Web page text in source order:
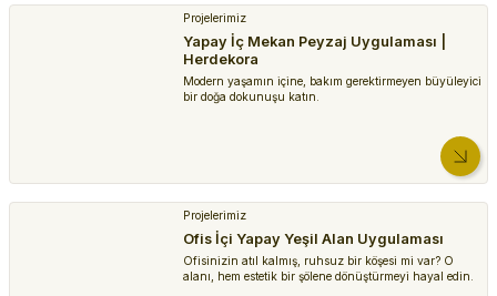
Projelerimiz
Yapay İç Mekan Peyzaj Uygulaması |
Herdekora
Modern yaşamın içine, bakım gerektirmeyen büyüleyici
bir doğa dokunuşu katın.
Projelerimiz
Ofis İçi Yapay Yeşil Alan Uygulaması
Ofisinizin atıl kalmış, ruhsuz bir köşesi mi var? O
alanı, hem estetik bir şölene dönüştürmeyi hayal edin.